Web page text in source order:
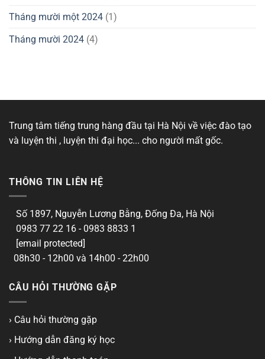
Tháng mười một 2024 (1)
Tháng mười 2024 (4)
Trung tâm tiếng trung hàng đầu tại Hà Nội về việc đào tạo
và luyện thi , luyện thi đại học... cho người mất gốc.
THÔNG TIN LIÊN HỆ
Số 1897, Nguyễn Lương Bằng, Đống Đa, Hà Nội
0983 77 22 16 - 0983 8833 1
[email protected]
08h30 - 12h00 và 14h00 - 22h00
CÂU HỎI THƯỜNG GẶP
› Câu hỏi thường gặp
› Hướng dẫn đăng ký học